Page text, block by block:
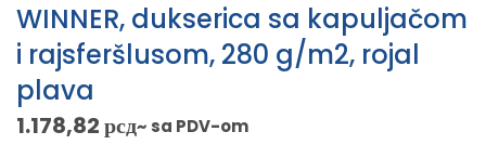
WINNER, dukserica sa kapuljačom
i rajsferšlusom, 280 g/m2, rojal
plava
1.178,82рсд~ sa PDV-om